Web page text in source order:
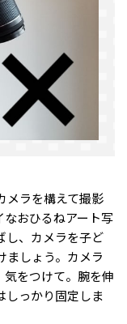
メラを構えて撮影
なおひるねアート写
し、カメラを子ど
ましょう。カメラ
気をつけて。腕を伸
しっかり固定しま